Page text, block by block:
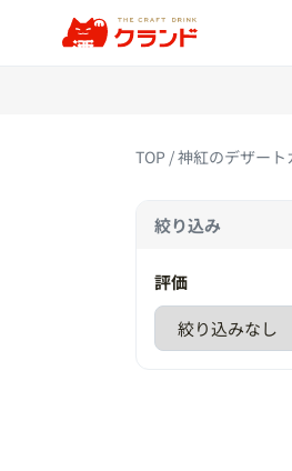
TOP 神紅のデザート
絞り込み
評価